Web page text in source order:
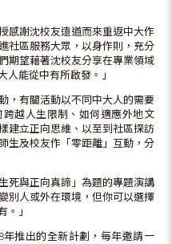
感謝沈校友遠道而來重返中大作
社區服務大眾，以身作則，充分
期望藉著沈校友分享在專業領域
人能從中有所啟發。」
，有關活動以不同中大人的需要
越人生限制、如何適應外地文
建立正向思維、以至到社區探訪
生及校友作「零距離」互動，分
死與正向真諦」為題的專題演講
別人或外在環境，但你可以選擇
。」
年推出的全新計劃，每年邀請一